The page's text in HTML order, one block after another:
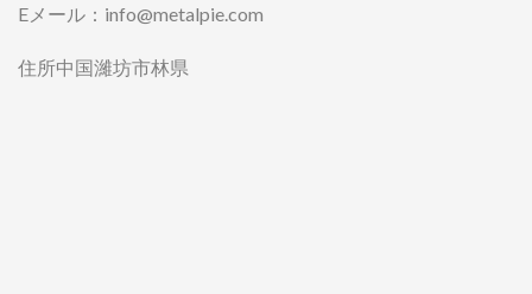
Eメール： info@metalpie.com
住所中国濰坊市林県